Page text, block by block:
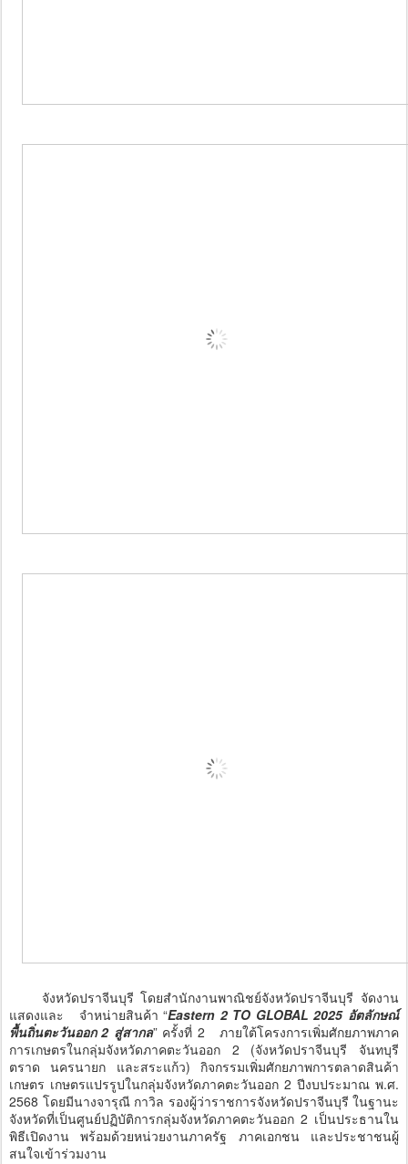
จังหวัดปราจีนบุรี โดยสำนักงานพาณิชย์จังหวัดปราจีนบุรี จัดงาน
แสดงและ จำหน่ายสินค้า “Eastern 2 TO GLOBAL 2025 อัตลักษณ์
พื้นถิ่นตะวันออก 2 สู่สากล” ครั้งที่ 2 ภายใต้โครงการเพิ่มศักยภาพภาค
การเกษตรในกลุ่มจังหวัดภาคตะวันออก 2 (จังหวัดปราจีนบุรี จันทบุรี
ตราด นครนายก และสระแก้ว) กิจกรรมเพิ่มศักยภาพการตลาดสินค้า
เกษตร เกษตรแปรรูปในกลุ่มจังหวัดภาคตะวันออก 2 ปีงบประมาณ พ.ศ.
2568 โดยมีนางจารุณี กาวิล รองผู้ว่าราชการจังหวัดปราจีนบุรี ในฐานะ
จังหวัดที่เป็นศูนย์ปฏิบัติการกลุ่มจังหวัดภาคตะวันออก 2 เป็นประธานใน
พิธีเปิดงาน พร้อมด้วยหน่วยงานภาครัฐ ภาคเอกชน และประชาชนผู้
สนใจเข้าร่วมงาน